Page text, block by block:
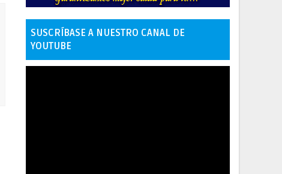
SUSCRÍBASE A NUESTRO CANAL DE
YOUTUBE